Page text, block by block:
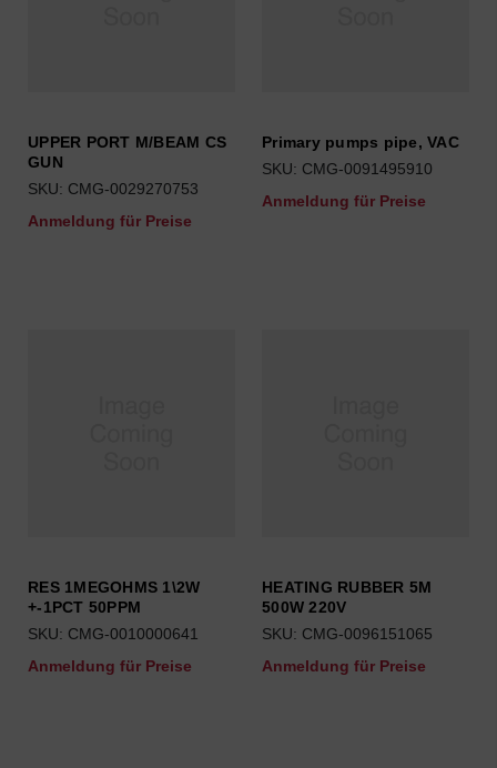
UPPER PORT M/BEAM CS
GUN
SKU: CMG-0029270753
Anmeldung für Preise
Primary pumps pipe, VAC
SKU: CMG-0091495910
Anmeldung für Preise
RES 1MEGOHMS 1\2W
+-1PCT 50PPM
SKU: CMG-0010000641
Anmeldung für Preise
HEATING RUBBER 5M
500W 220V
SKU: CMG-0096151065
Anmeldung für Preise